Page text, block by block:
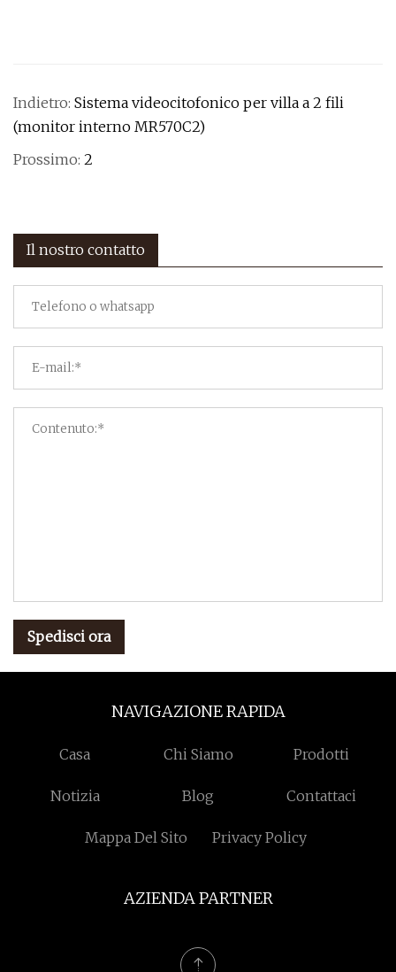
Indietro: Sistema videocitofonico per villa a 2 fili
(monitor interno MR570C2)
Prossimo: 2
Il nostro contatto
Spedisci ora
NAVIGAZIONE RAPIDA
Casa Chi Siamo Prodotti
Notizia Blog Contattaci
Mappa Del Sito Privacy Policy
AZIENDA PARTNER